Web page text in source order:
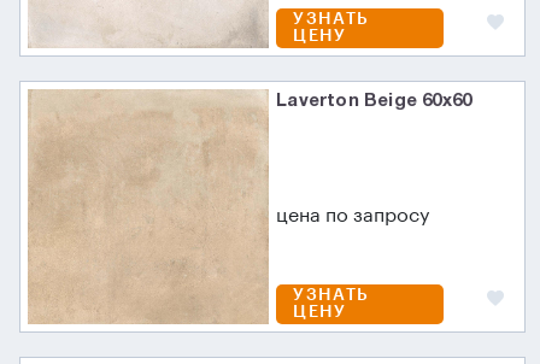
УЗНАТЬ
ЦЕНУ
Laverton Beige 60x60
цена по запросу
УЗНАТЬ
ЦЕНУ